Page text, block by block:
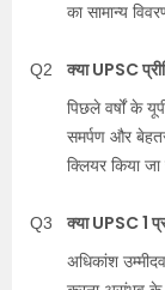
का सामान्य
Q2 क्या UPSC
पिछले वर्षों के
समर्पण और
क्लियर किया
Q3 क्या UPSC 1
अधिकांश